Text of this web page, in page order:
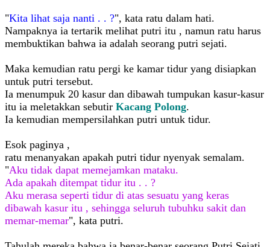
"Kita lihat saja nanti . . ?", kata ratu dalam hati.
Nampaknya ia tertarik melihat putri itu , namun ratu harus
membuktikan bahwa ia adalah seorang putri sejati.
Maka kemudian ratu pergi ke kamar tidur yang disiapkan
untuk putri tersebut.
Ia menumpuk 20 kasur dan dibawah tumpukan kasur-kasur
itu ia meletakkan sebutir Kacang Polong.
Ia kemudian mempersilahkan putri untuk tidur.
Esok paginya ,
ratu menanyakan apakah putri tidur nyenyak semalam.
"Aku tidak dapat memejamkan mataku.
Ada apakah ditempat tidur itu . . ?
Aku merasa seperti tidur di atas sesuatu yang keras
dibawah kasur itu , sehingga seluruh tubuhku sakit dan
memar-memar", kata putri.